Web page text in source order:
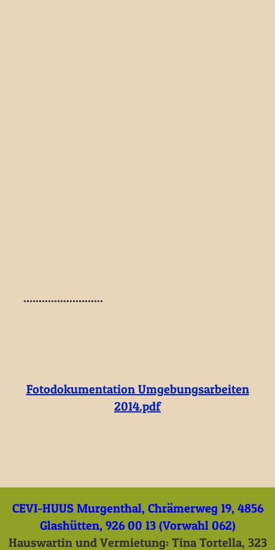
..........................
Fotodokumentation Umgebungsarbeiten
2014.pdf
CEVI-HUUS Murgenthal, Chrämerweg 19, 4856
Glashütten, 926 00 13 (Vorwahl 062)
Hauswartin und Vermietung: Tina Tortella, 323